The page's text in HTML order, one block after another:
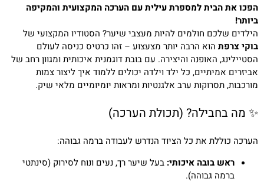
הפכו את הבית למספרת עילית עם הערכה המקצועית והמקיפה
ביותר!
הילדים שלכם חולמים להיות מעצבי שיער? הסטודיו המקצועי של
בוקי צרפת הוא הרבה יותר מצעצוע – זהו כרטיס כניסה לעולם
הסטיילינג, האופנה והיצירה. עם בובת דוגמנית איכותית ומגוון רחב של
אביזרים אמיתיים, כל ילד וילדה יכולים ללמוד איך ליצור צמות
מורכבות, תסרוקות ערב אלגנטיות ומראות יומיומיים מלאי שיק.
✨ מה בחבילה? (תכולת הערכה)
הערכה כוללת את כל הציוד הנדרש לעבודה ברמה גבוהה:
ראש בובה איכותי: בעל שיער רך, נעים ונוח לסירוק (סינתטי
ברמה גבוהה).